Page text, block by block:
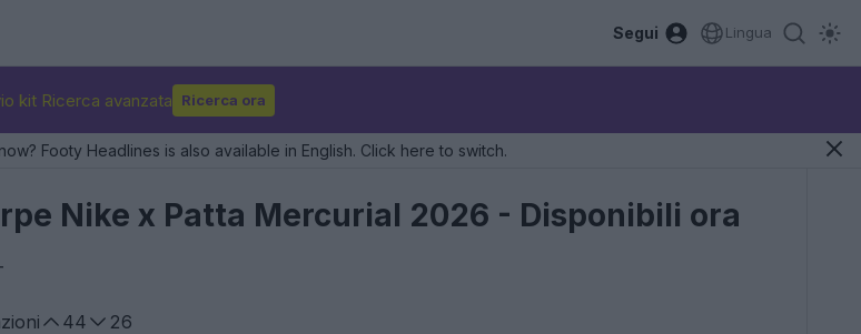
Segui Lingua
kit Ricerca avanzata Ricerca ora
Footy Headlines is also available in English. Click here to switch.
Nike x Patta Mercurial 2026 - Disponibili ora
44
26